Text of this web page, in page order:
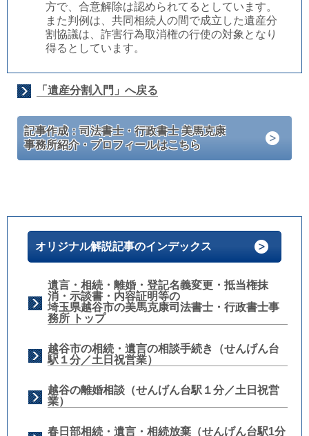
方で、合意解除は認められてるとしています。
また判例は、共同相続人の間で成立した遺産分
割協議は、詐害行為取消権の行使の対象となり
得るとしています。
「遺産分割入門」へ戻る
記事作成：司法書士・行政書士 美馬克康
事務所紹介・プロフィールはこちら
オリジナル解説記事のインデックス
遺言・相続・離婚・登記名義変更・抵当権抹
消・示談書・内容証明等の
埼玉県越谷市の美馬克康司法書士・行政書士事
務所 トップ
越谷市の相続・遺言の相談手続き（せんげん台
駅１分／土日祝営業）
越谷の離婚相談（せんげん台駅１分／土日祝営
業）
春日部相続・遺言・相続放棄（せんげん台駅1分